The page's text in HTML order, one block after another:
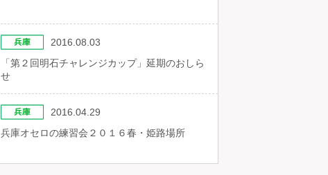
2016.08.03
「第２回明石チャレンジカップ」延期のおしら
せ
2016.04.29
兵庫オセロの練習会２０１６春・姫路場所